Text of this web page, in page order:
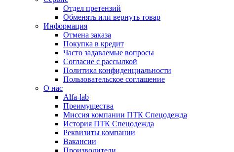
Отдел претензий
Обменять или вернуть товар
Информация
Отмена заказа
Покупка в кредит
Часто задаваемые вопросы
Согласие с рассылкой
Политика конфиденциальности
Пользовательское соглашение
О нас
Alfa-lab
Преимущества
Миссия компании ПТК Спецодежда
История ПТК Спецодежда
Реквизиты компании
Вакансии
Производители